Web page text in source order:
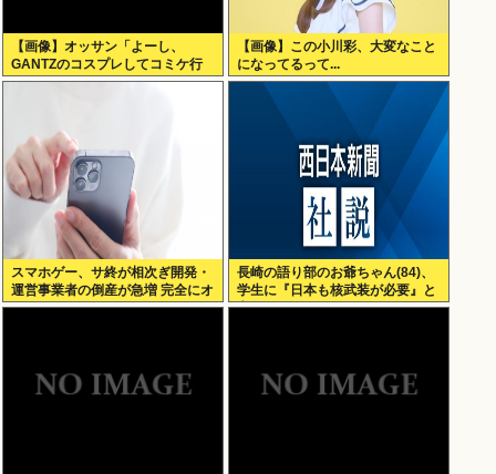
【画像】オッサン「よーし、
GANTZのコスプレしてコミケ行
くかー」
【画像】この小川彩、大変なこと
になってるって...
スマホゲー、サ終が相次ぎ開発・
運営事業者の倒産が急増 完全にオ
ワコンか
長崎の語り部のお爺ちゃん(84)、
学生に『日本も核武装が必要』と
言われびっくり